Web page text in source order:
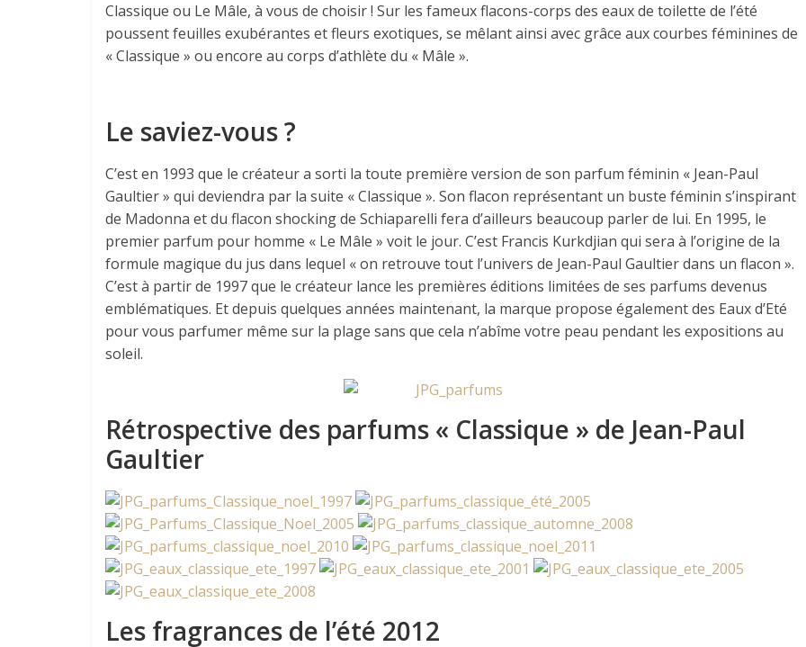
Classique ou Le Mâle, à vous de choisir ! Sur les fameux flacons-corps des eaux de toilette de l’été
poussent feuilles exubérantes et fleurs exotiques, se mêlant ainsi avec grâce aux courbes féminines de
« Classique » ou encore au corps d’athlète du « Mâle ».
Le saviez-vous ?
C’est en 1993 que le créateur a sorti la toute première version de son parfum féminin « Jean-Paul
Gaultier » qui deviendra par la suite « Classique ». Son flacon représentant un buste féminin s’inspirant
de Madonna et du flacon shocking de Schiaparelli fera d’ailleurs beaucoup parler de lui. En 1995, le
premier parfum pour homme « Le Mâle » voit le jour. C’est Francis Kurkdjian qui sera à l’origine de la
formule magique du jus dans lequel « on retrouve tout l’univers de Jean-Paul Gaultier dans un flacon ».
C’est à partir de 1997 que le créateur lance les premières éditions limitées de ses parfums devenus
emblématiques. Et depuis quelques années maintenant, la marque propose également des Eaux d’Eté
pour vous parfumer même sur la plage sans que cela n’abîme votre peau pendant les expositions au
soleil.
Rétrospective des parfums « Classique » de Jean-Paul
Gaultier
Les fragrances de l’été 2012